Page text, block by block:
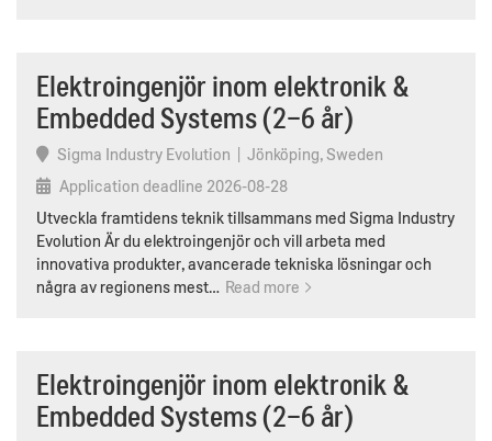
Elektroingenjör inom elektronik &
Embedded Systems (2–6 år)
Sigma Industry Evolution
Jönköping, Sweden
Application deadline 2026-08-28
Utveckla framtidens teknik tillsammans med Sigma Industry
Evolution Är du elektroingenjör och vill arbeta med
innovativa produkter, avancerade tekniska lösningar och
några av regionens mest… Read more
Elektroingenjör inom elektronik &
Embedded Systems (2–6 år)